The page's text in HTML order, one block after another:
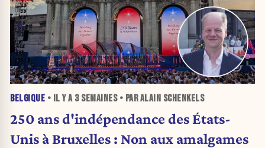
BELGIQUE • IL Y A 3 SEMAINES• PAR ALAIN SCHENKELS
250 ans d'indépendance des États-
Unis à Bruxelles : Non aux amalgames